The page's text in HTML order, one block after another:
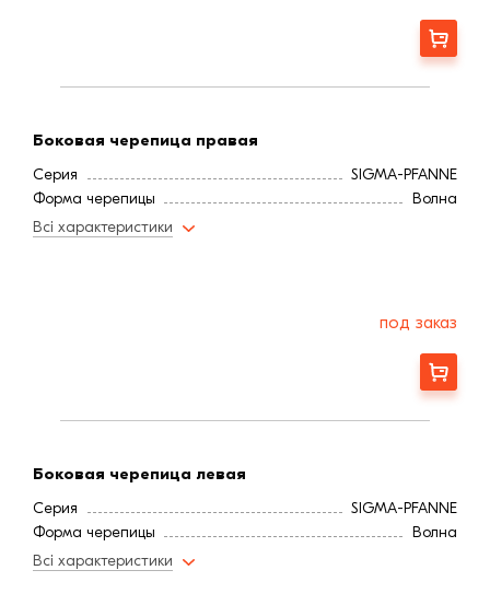
Заказать
Боковая черепица правая
Серия
SIGMA-PFANNE
Форма черепицы
Волна
Всі характеристики
под заказ
Заказать
Боковая черепица левая
Серия
SIGMA-PFANNE
Форма черепицы
Волна
Всі характеристики